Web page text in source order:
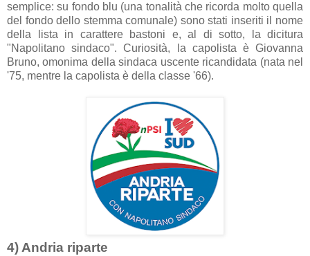
semplice: su fondo blu (una tonalità che ricorda molto quella
del fondo dello stemma comunale) sono stati inseriti il nome
della lista in carattere bastoni e, al di sotto, la dicitura
"Napolitano sindaco". Curiosità, la capolista è Giovanna
Bruno, omonima della sindaca uscente ricandidata (nata nel
'75, mentre la capolista è della classe '66).
4) Andria riparte